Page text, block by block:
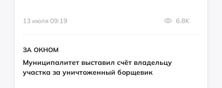
13 июля 09:19 6.8K
ЗА ОКНОМ
Муниципалитет выставил счёт владельцу
участка за уничтоженный борщевик